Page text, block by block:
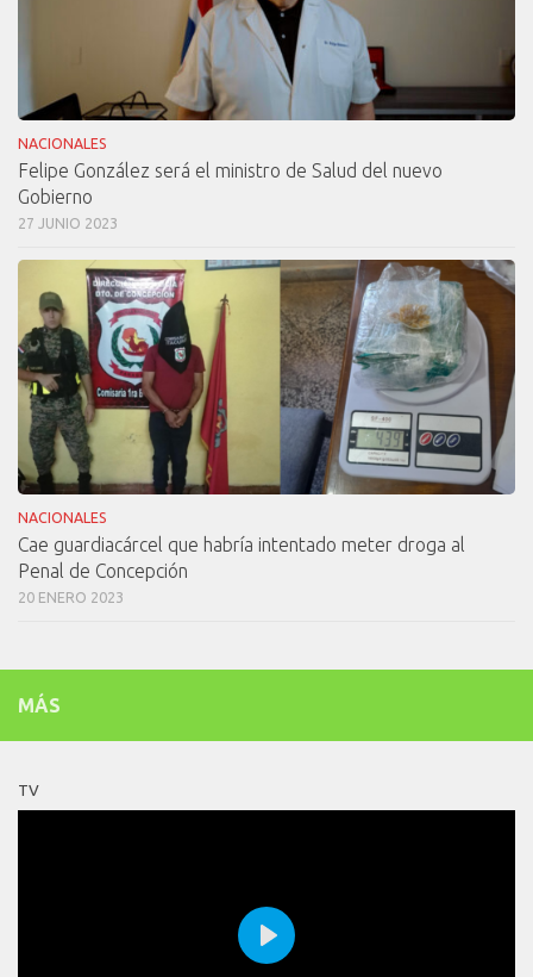
NACIONALES
Felipe González será el ministro de Salud del nuevo
Gobierno
27 JUNIO 2023
NACIONALES
Cae guardiacárcel que habría intentado meter droga al
Penal de Concepción
20 ENERO 2023
MÁS
TV
Play